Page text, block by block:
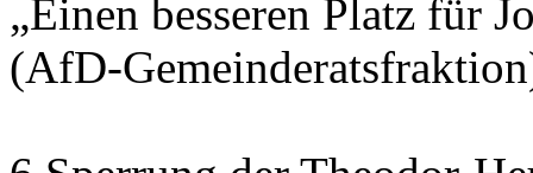
„Einen besseren Platz für
(AfD-